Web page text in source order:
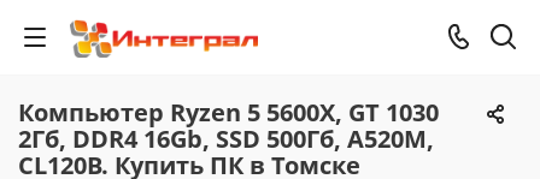
Компьютер Ryzen 5 5600X, GT 1030
2Гб, DDR4 16Gb, SSD 500Гб, A520M,
CL120B. Купить ПК в Томске